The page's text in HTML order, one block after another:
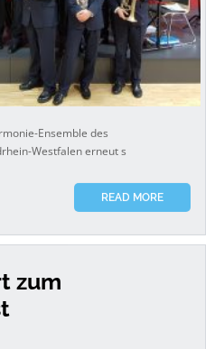
Ensemble des
Westfalen erneut s
READ MORE
zum